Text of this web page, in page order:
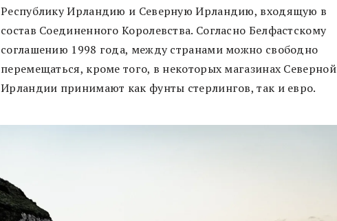
Республику Ирландию и Северную Ирландию, входящую в
состав Соединенного Королевства. Согласно Белфастскому
соглашению 1998 года, между странами можно свободно
перемещаться, кроме того, в некоторых магазинах Северной
Ирландии принимают как фунты стерлингов, так и евро.